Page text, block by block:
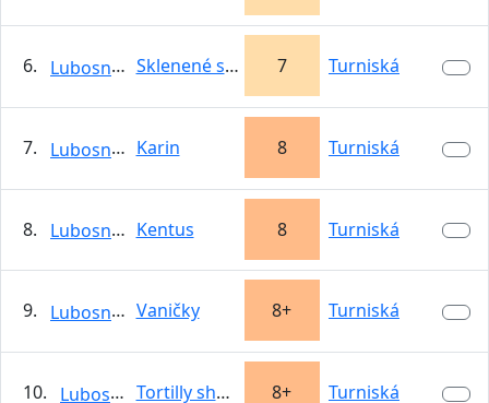
6. Lubosnik Sklenené slzy 7 Turniská
7. Lubosnik Karin 8 Turniská
8. Lubosnik Kentus 8 Turniská
9. Lubosnik Vaničky 8+ Turniská
10. Lubosnik Tortilly show 8+ Turniská